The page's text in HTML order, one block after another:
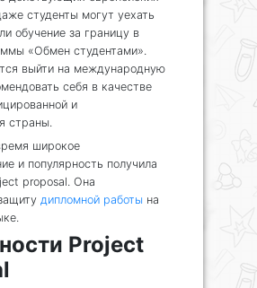
студенты могут уехать
обучение за границу в
«Обмен студентами».
выйти на международную
себя в качестве
и
страны.
широкое
и популярность получила
proposal. Она
дипломной работы на
Project